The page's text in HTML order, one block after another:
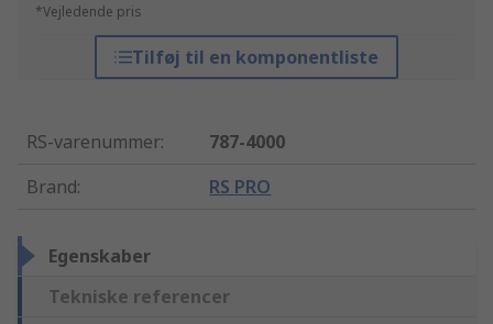
*Vejledende pris
Tilføj til en komponentliste
RS-varenummer:
787-4000
Brand: RS PRO
Egenskaber
Tekniske referencer